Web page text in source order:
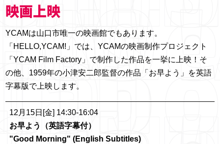
映画上映
YCAMは山口市唯一の映画館でもあります。
「HELLO,YCAM!」では、YCAMの映画制作プロジェクト
「YCAM Film Factory」で制作した作品を一挙に上映！そ
の他、1959年の小津安二郎監督の作品「お早よう」を英語
字幕版で上映します。
12月15日[金] 14:30-16:04
お早よう（英語字幕付）
"Good Morning" (English Subtitles)